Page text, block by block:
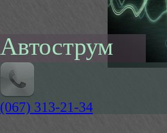
Автострум
(067) 313-21-34